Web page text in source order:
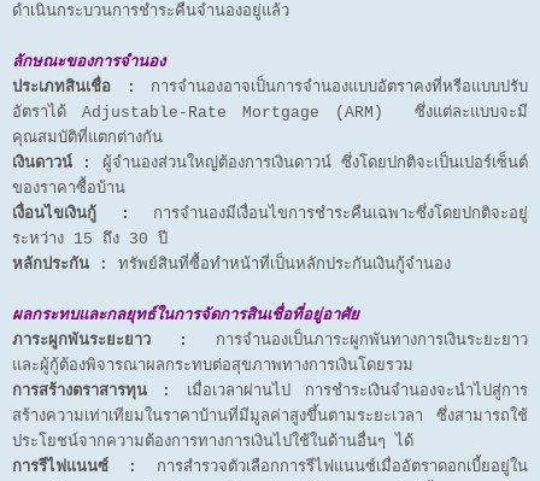
ดำเนินกระบวนการชำระคืนจำนองอยู่แล้ว
ลักษณะของการจำนอง
ประเภทสินเชื่อ :
การจำนองอาจเป็นการจำนองแบบอัตราคงที่หรือแบบปรับ
อัตราได้ Adjustable-Rate Mortgage (ARM) ซึ่งแต่ละแบบจะมี
คุณสมบัติที่แตกต่างกัน
เงินดาวน์ :
ผู้จำนองส่วนใหญ่ต้องการเงินดาวน์ ซึ่งโดยปกติจะเป็นเปอร์เซ็นต์
ของราคาซื้อบ้าน
เงื่อนไขเงินกู้ :
การจำนองมีเงื่อนไขการชำระคืนเฉพาะซึ่งโดยปกติจะอยู่
ระหว่าง 15 ถึง 30 ปี
หลักประกัน :
ทรัพย์สินที่ซื้อทำหน้าที่เป็นหลักประกันเงินกู้จำนอง
ผลกระทบและกลยุทธ์ในการจัดการสินเชื่อที่อยู่อาศัย
ภาระผูกพันระยะยาว :
การจำนองเป็นภาระผูกพันทางการเงินระยะยาว
และผู้กู้ต้องพิจารณาผลกระทบต่อสุขภาพทางการเงินโดยรวม
การสร้างตราสารทุน :
เมื่อเวลาผ่านไป การชำระเงินจำนองจะนำไปสู่การ
สร้างความเท่าเทียมในราคาบ้านที่มีมูลค่าสูงขึ้นตามระยะเวลา ซึ่งสามารถใช้
ประโยชน์จากความต้องการทางการเงินไปใช้ในด้านอื่นๆ ได้
การรีไฟแนนซ์ :
การสำรวจตัวเลือกการรีไฟแนนซ์เมื่ออัตราดอกเบี้ยอยู่ใน